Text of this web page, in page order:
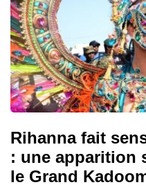
Rihanna fait
: une apparition
le Grand